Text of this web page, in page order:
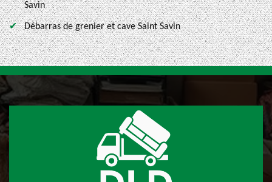
Savin
Débarras de grenier et cave Saint Savin